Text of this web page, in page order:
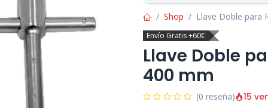
Shop Llave Doble para
Envío Gratis +60€
Llave Doble
400 mm
(0 reseña) 15